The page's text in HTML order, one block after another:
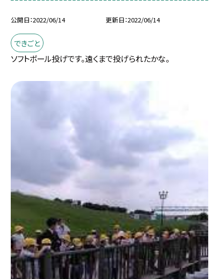
公開日 2022/06/14 更新日 2022/06/14
できごと
ソフトボール投げです。遠くまで投げられたかな。